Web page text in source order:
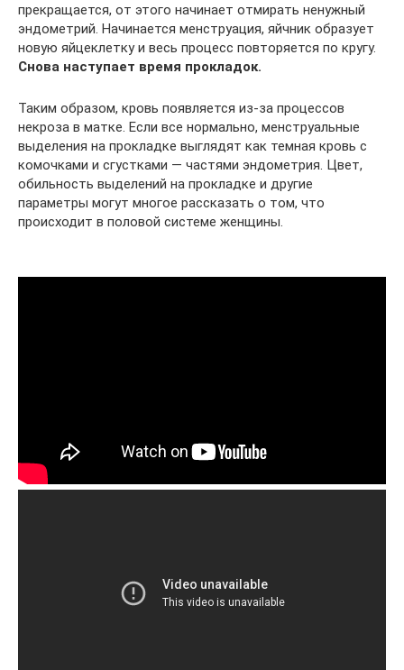
прекращается, от этого начинает отмирать ненужный
эндометрий. Начинается менструация, яйчник образует
новую яйцеклетку и весь процесс повторяется по кругу.
Снова наступает время прокладок.
Таким образом, кровь появляется из-за процессов
некроза в матке. Если все нормально, менструальные
выделения на прокладке выглядят как темная кровь с
комочками и сгустками — частями эндометрия. Цвет,
обильность выделений на прокладке и другие
параметры могут многое рассказать о том, что
происходит в половой системе женщины.